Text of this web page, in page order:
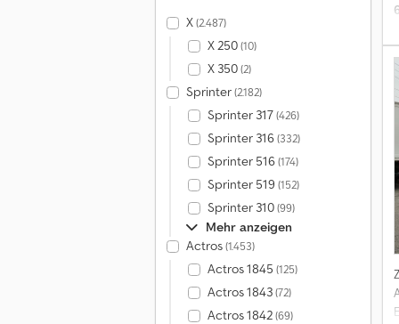
X(2.487)
X 250(10)
X 350(2)
Sprinter(2.182)
Sprinter 317(426)
Sprinter 316(332)
Sprinter 516(174)
Sprinter 519 (152)
Sprinter 310(99)
Mehr anzeigen
Actros(1.453)
Actros 1845 (125)
Actros 1843(72)
Actros 1842(69)